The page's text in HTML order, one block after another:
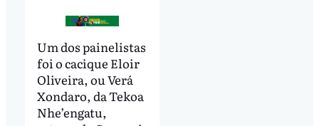
Um dos painelistas
foi o cacique Eloir
Oliveira, ou Verá
Xondaro, da Tekoa
Nhe’engatu,